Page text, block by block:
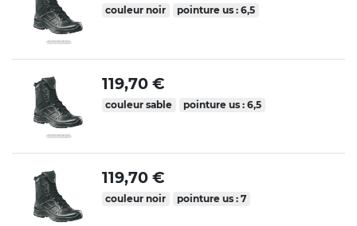
couleur noir pointure us : 6,5
119,70 €
couleur sable pointure us : 6,5
119,70 €
couleur noir pointure us : 7